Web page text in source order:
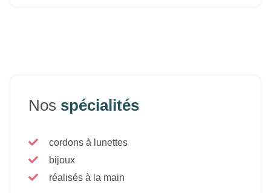
Nos spécialités
cordons à lunettes
bijoux
réalisés à la main